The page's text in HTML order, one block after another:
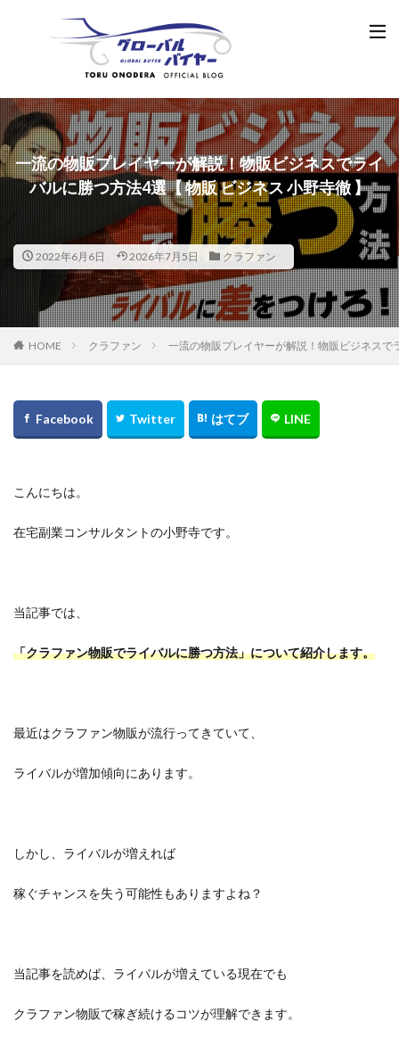
一流の物販プレイヤーが解説！物販ビジネスでライ
バルに勝つ方法4選【 物販 ビジネス 小野寺徹 】
2022年6月6日 2026年7月5日 クラファン
HOME クラファン 一流の物販プレイヤーが解説！物販ビジネスで
こんにちは。
在宅副業コンサルタントの小野寺です。
当記事では、
「クラファン物販でライバルに勝つ方法」について紹介します。
最近はクラファン物販が流行ってきていて、
ライバルが増加傾向にあります。
しかし、ライバルが増えれば
稼ぐチャンスを失う可能性もありますよね？
当記事を読めば、ライバルが増えている現在でも
クラファン物販で稼ぎ続けるコツが理解できます。